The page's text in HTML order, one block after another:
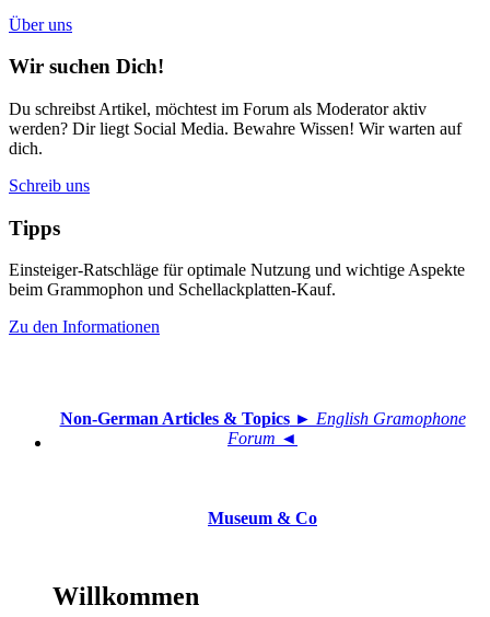
Über uns
Wir suchen Dich!
Du schreibst Artikel, möchtest im Forum als Moderator aktiv
werden? Dir liegt Social Media. Bewahre Wissen! Wir warten auf
dich.
Schreib uns
Tipps
Einsteiger-Ratschläge für optimale Nutzung und wichtige Aspekte
beim Grammophon und Schellackplatten-Kauf.
Zu den Informationen
Non-German Articles & Topics► English Gramophone
Forum ◄
Museum & Co
Willkommen